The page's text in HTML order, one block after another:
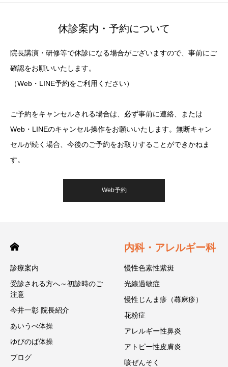
休診案内・予約について
院長講演・研修等で休診になる場合がございますので、事前にご
確認をお願いいたします。
（Web・LINE予約をご利用ください）
ご予約をキャンセルされる場合は、必ず事前に連絡、または
Web・LINEのキャンセル操作をお願いいたします。無断キャン
セルが続く場合、今後のご予約をお取りすることができかねま
す。
Web予約
診療案内
受診される方へ～初診時のご
注意
今井一彰 院長紹介
あいうべ体操
ゆびのば体操
ブログ
内科・アレルギー科
慢性色素性紫斑
光線過敏症
慢性じんま疹（蕁麻疹）
花粉症
アレルギー性鼻炎
アトピー性皮膚炎
咳ぜんそく